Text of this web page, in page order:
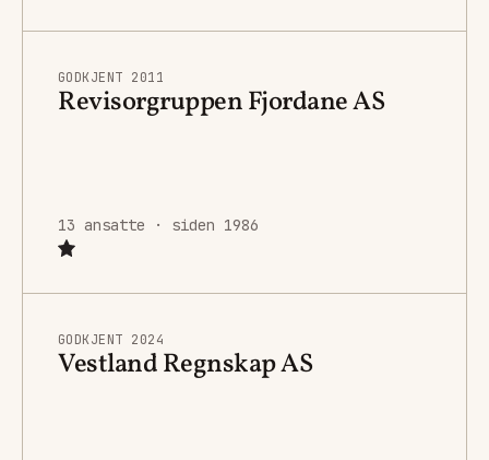
GODKJENT 2011
Revisorgruppen Fjordane AS
13 ansatte · siden 1986
GODKJENT 2024
Vestland Regnskap AS